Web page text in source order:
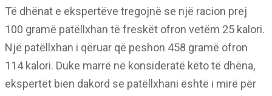
Të dhënat e ekspertëve tregojnë se një racion prej
100 gramë patëllxhan të freskët ofron vetëm 25 kalori.
Një patëllxhan i qëruar që peshon 458 gramë ofron
114 kalori. Duke marrë në konsideratë këto të dhëna,
ekspertët bien dakord se patëllxhani është i mirë për